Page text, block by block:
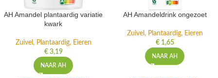
AH Amandel plantaardig variatie
kwark
Zuivel, Plantaardig, Eieren
€3,19
NAAR AH
AH Amandeldrink ongezoet
Zuivel, Plantaardig, Eieren
€1,65
NAAR AH